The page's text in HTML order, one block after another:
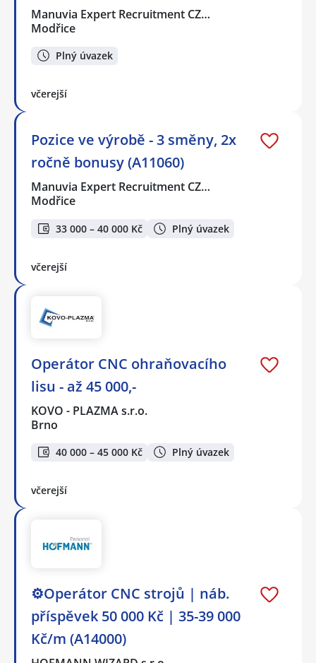
Manuvia Expert Recruitment CZ…
Modřice
Plný úvazek
včerejší
Pozice ve výrobě - 3 směny, 2x
ročně bonusy (A11060)
Manuvia Expert Recruitment CZ…
Modřice
33 000 – 40 000 Kč Plný úvazek
včerejší
Operátor CNC ohraňovacího
lisu - až 45 000,-
KOVO - PLAZMA s.r.o.
Brno
40 000 – 45 000 Kč Plný úvazek
včerejší
⚙️Operátor CNC strojů ️| náb.
příspěvek 50 000 Kč | 35-39 000
Kč/m (A14000)